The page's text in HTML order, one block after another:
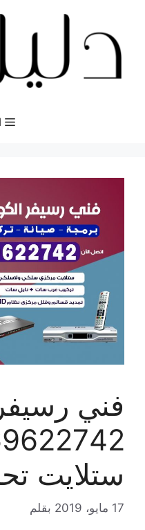
المحتوى
فني
ستلايت
17 مايو، 2019 بقلم